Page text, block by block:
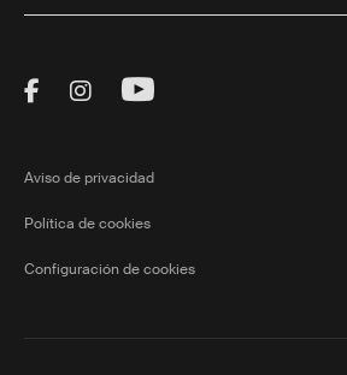
Visit Thule on Facebook
Visit Thule on
Visit Thule on
Aviso de privacidad
Política de cookies
Configuración de cookies